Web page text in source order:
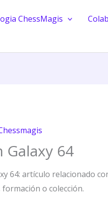
ChessMagis
Galaxy 64
64: artículo relacionado
o colección.